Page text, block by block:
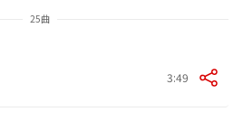
25曲
3:49